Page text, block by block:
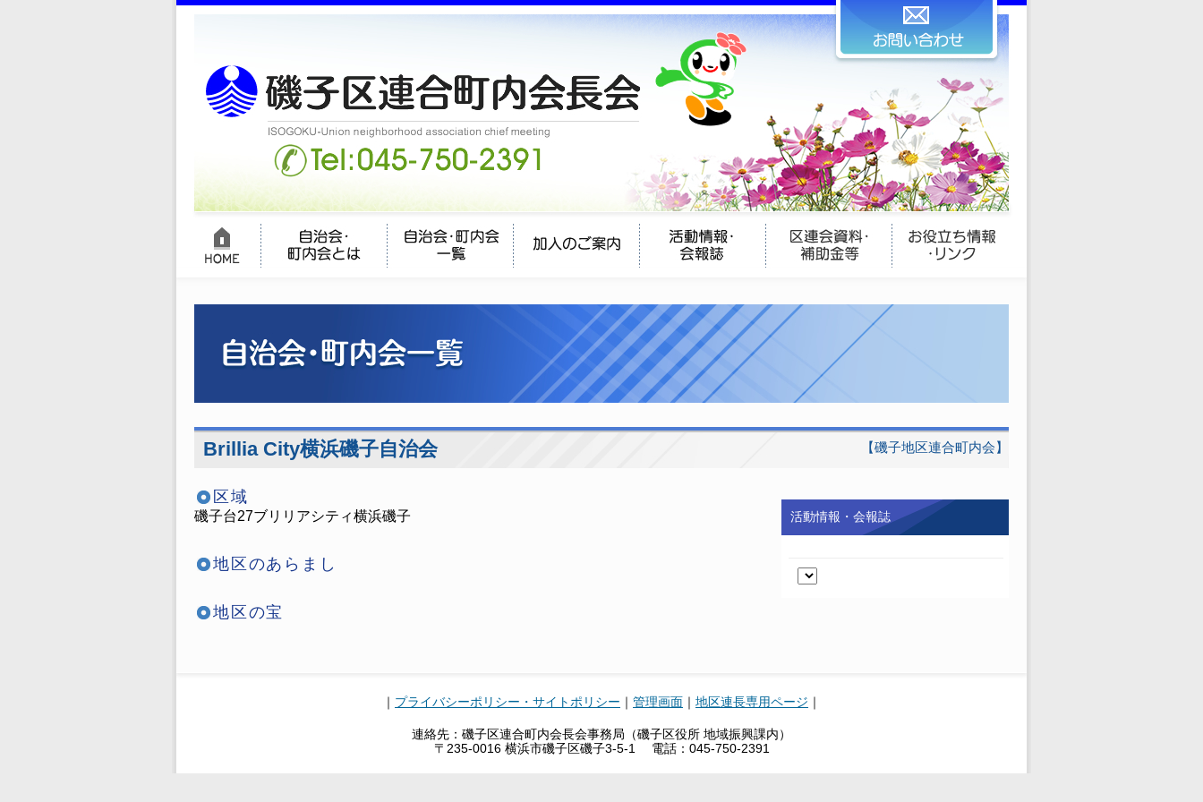
Brillia City横浜磯子自治会 【磯子地区連合町内会】
区域
磯子台27ブリリアシティ横浜磯子
地区のあらまし
地区の宝
活動情報・会報誌
｜ プライバシーポリシー・サイトポリシー ｜ 管理画面 ｜ 地区連長専用ページ ｜
連絡先：磯子区連合町内会長会事務局（磯子区役所 地域振興課内）
〒235-0016 横浜市磯子区磯子3-5-1 電話：045-750-2391